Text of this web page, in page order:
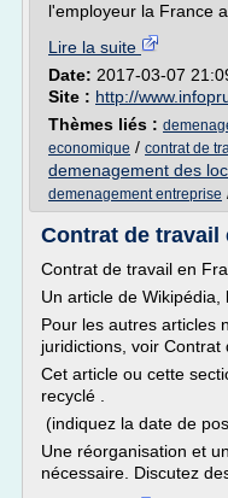
l'employeur la France
Lire la suite
Date: 2017-03-07
Site : http://
Thèmes liés :
economique / contrat de
demenagement des
demenagement entreprise
Contrat de
Contrat de travail en
Un article de Wikipédia,
Pour les autres articles
juridictions, voir Contrat
Cet article ou cette
recyclé .
(indiquez la date de
Une réorganisation et
nécessaire. Discutez